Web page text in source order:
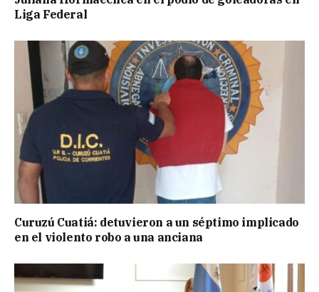
Liga Federal
Curuzú Cuatiá: detuvieron a un séptimo implicado
en el violento robo a una anciana